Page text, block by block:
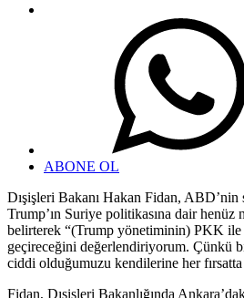
ABONE OL
Dışişleri Bakanı Hakan Fidan, ABD’nin
Trump’ın Suriye politikasına dair henüz
belirterek “(Trump yönetiminin) PKK
geçireceğini değerlendiriyorum. Çünkü
ciddi olduğumuzu kendilerine her
Fidan, Dışişleri Bakanlığında